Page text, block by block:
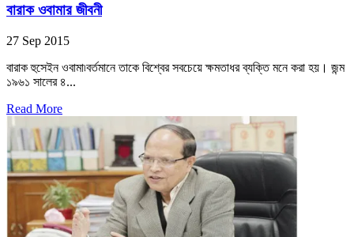
বারাক ওবামার জীবনী
27 Sep 2015
বারাক হুসেইন ওবামা৷বর্তমানে তাকে বিশ্বের সবচেয়ে ক্ষমতাধর ব্যক্তি মনে করা হয়। জন্ম
১৯৬১ সালের ৪...
Read More